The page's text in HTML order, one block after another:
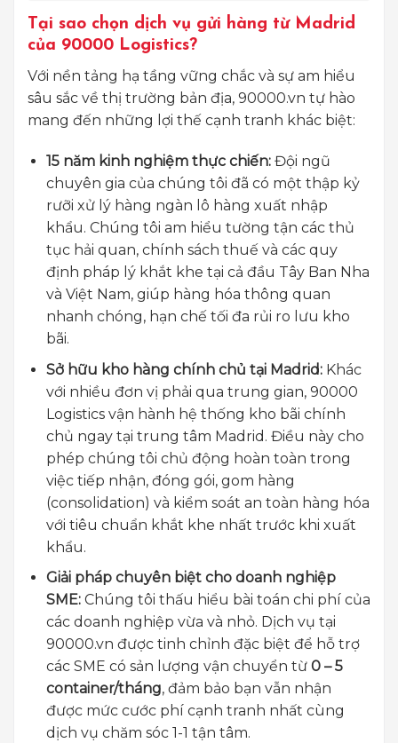
Tại sao chọn dịch vụ gửi hàng từ Madrid
của 90000 Logistics?
Với nền tảng hạ tầng vững chắc và sự am hiểu
sâu sắc về thị trường bản địa, 90000.vn tự hào
mang đến những lợi thế cạnh tranh khác biệt:
15 năm kinh nghiệm thực chiến:Đội ngũ
chuyên gia của chúng tôi đã có một thập kỷ
rưỡi xử lý hàng ngàn lô hàng xuất nhập
khẩu. Chúng tôi am hiểu tường tận các thủ
tục hải quan, chính sách thuế và các quy
định pháp lý khắt khe tại cả đầu Tây Ban Nha
và Việt Nam, giúp hàng hóa thông quan
nhanh chóng, hạn chế tối đa rủi ro lưu kho
bãi.
Sở hữu kho hàng chính chủ tại Madrid:Khác
với nhiều đơn vị phải qua trung gian, 90000
Logistics vận hành hệ thống kho bãi chính
chủ ngay tại trung tâm Madrid. Điều này cho
phép chúng tôi chủ động hoàn toàn trong
việc tiếp nhận, đóng gói, gom hàng
(consolidation) và kiểm soát an toàn hàng hóa
với tiêu chuẩn khắt khe nhất trước khi xuất
khẩu.
Giải pháp chuyên biệt cho doanh nghiệp
SME:Chúng tôi thấu hiểu bài toán chi phí của
các doanh nghiệp vừa và nhỏ. Dịch vụ tại
90000.vn được tinh chỉnh đặc biệt để hỗ trợ
các SME có sản lượng vận chuyển từ 0 – 5
container/tháng, đảm bảo bạn vẫn nhận
được mức cước phí cạnh tranh nhất cùng
dịch vụ chăm sóc 1-1 tận tâm.